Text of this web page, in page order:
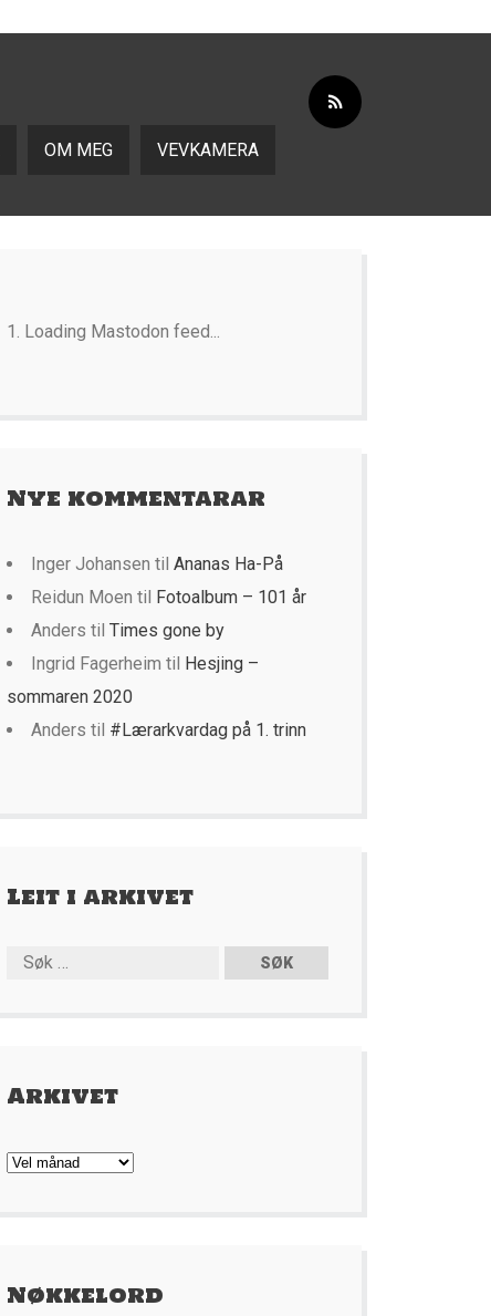
OM MEG VEVKAMERA
Loading Mastodon feed...
Nye kommentarar
Inger Johansen til Ananas Ha-På
Reidun Moen til Fotoalbum – 101 år
Anders til Times gone by
Ingrid Fagerheim til Hesjing –
sommaren 2020
Anders til #Lærarkvardag på 1. trinn
Leit i arkivet
Arkivet
Arkivet
Nøkkelord